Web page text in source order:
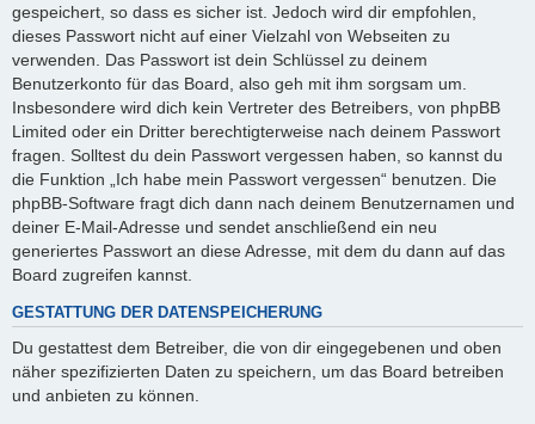
gespeichert, so dass es sicher ist. Jedoch wird dir empfohlen,
dieses Passwort nicht auf einer Vielzahl von Webseiten zu
verwenden. Das Passwort ist dein Schlüssel zu deinem
Benutzerkonto für das Board, also geh mit ihm sorgsam um.
Insbesondere wird dich kein Vertreter des Betreibers, von phpBB
Limited oder ein Dritter berechtigterweise nach deinem Passwort
fragen. Solltest du dein Passwort vergessen haben, so kannst du
die Funktion „Ich habe mein Passwort vergessen“ benutzen. Die
phpBB-Software fragt dich dann nach deinem Benutzernamen und
deiner E-Mail-Adresse und sendet anschließend ein neu
generiertes Passwort an diese Adresse, mit dem du dann auf das
Board zugreifen kannst.
GESTATTUNG DER DATENSPEICHERUNG
Du gestattest dem Betreiber, die von dir eingegebenen und oben
näher spezifizierten Daten zu speichern, um das Board betreiben
und anbieten zu können.